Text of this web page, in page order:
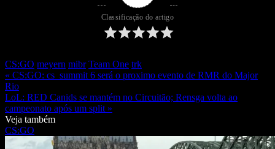
Classificação do artigo
CS:GO meyern mibr Team One trk
« CS:GO: cs_summit 6 será o proximo evento de RMR do Major
Rio
LoL: RED Canids se mantém no Circuitão; Rensga volta ao
campeonato após um split »
Veja também
CS:GO